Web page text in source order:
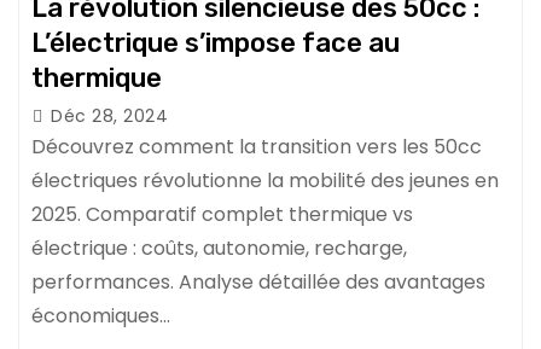
La révolution silencieuse des 50cc :
L’électrique s’impose face au
thermique
Déc 28, 2024
Découvrez comment la transition vers les 50cc
électriques révolutionne la mobilité des jeunes en
2025. Comparatif complet thermique vs
électrique : coûts, autonomie, recharge,
performances. Analyse détaillée des avantages
économiques…